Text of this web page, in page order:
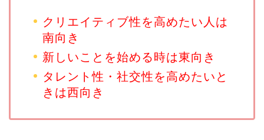
クリエイティブ性を高めたい人は
南向き
新しいことを始める時は東向き
タレント性・社交性を高めたいと
きは西向き